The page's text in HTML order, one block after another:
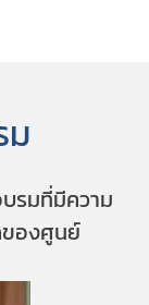
รมที่มีความ
ของศูนย์